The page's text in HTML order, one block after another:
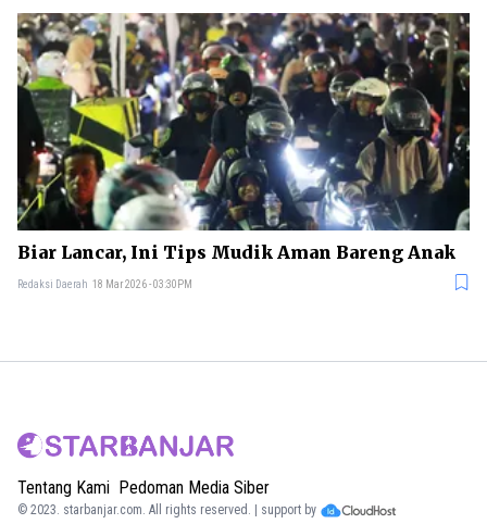
Biar Lancar, Ini Tips Mudik Aman Bareng Anak
Redaksi Daerah 18 Mar 2026 - 03:30PM
Tentang Kami Pedoman Media Siber
© 2023. starbanjar.com. All rights reserved. | support by